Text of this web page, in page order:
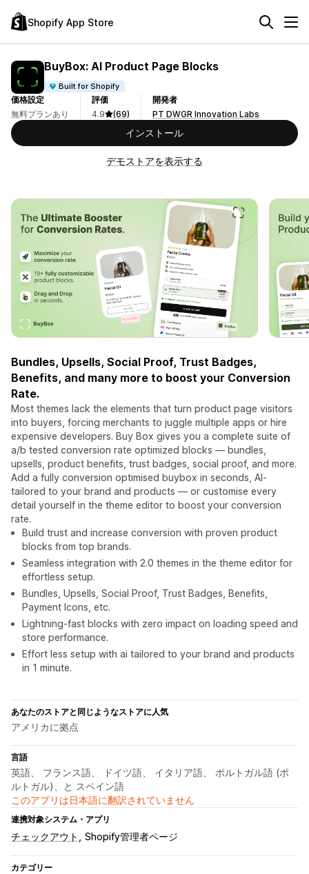
Shopify App Store
BuyBox: AI Product Page Blocks
Built for Shopify
価格設定
無料プランあり
評価
4.9
(69)
開発者
PT DWGR Innovation Labs
インストール
デモストアを表示する
Bundles, Upsells, Social Proof, Trust Badges,
Benefits, and many more to boost your Conversion
Rate.
Most themes lack the elements that turn product page visitors
into buyers, forcing merchants to juggle multiple apps or hire
expensive developers. Buy Box gives you a complete suite of
a/b tested conversion rate optimized blocks — bundles,
upsells, product benefits, trust badges, social proof, and more.
Add a fully conversion optimised buybox in seconds, AI-
tailored to your brand and products — or customise every
detail yourself in the theme editor to boost your conversion
rate.
Build trust and increase conversion with proven product
blocks from top brands.
Seamless integration with 2.0 themes in the theme editor for
effortless setup.
Bundles, Upsells, Social Proof, Trust Badges, Benefits,
Payment Icons, etc.
Lightning-fast blocks with zero impact on loading speed and
store performance.
Effort less setup with ai tailored to your brand and products
in 1 minute.
あなたのストアと同じようなストアに人気
アメリカに拠点
言語
英語、 フランス語、 ドイツ語、 イタリア語、 ポルトガル語 (ポ
ルトガル)、と スペイン語
このアプリは日本語に翻訳されていません
連携対象システム・アプリ
チェックアウト Shopify管理者ページ
カテゴリー